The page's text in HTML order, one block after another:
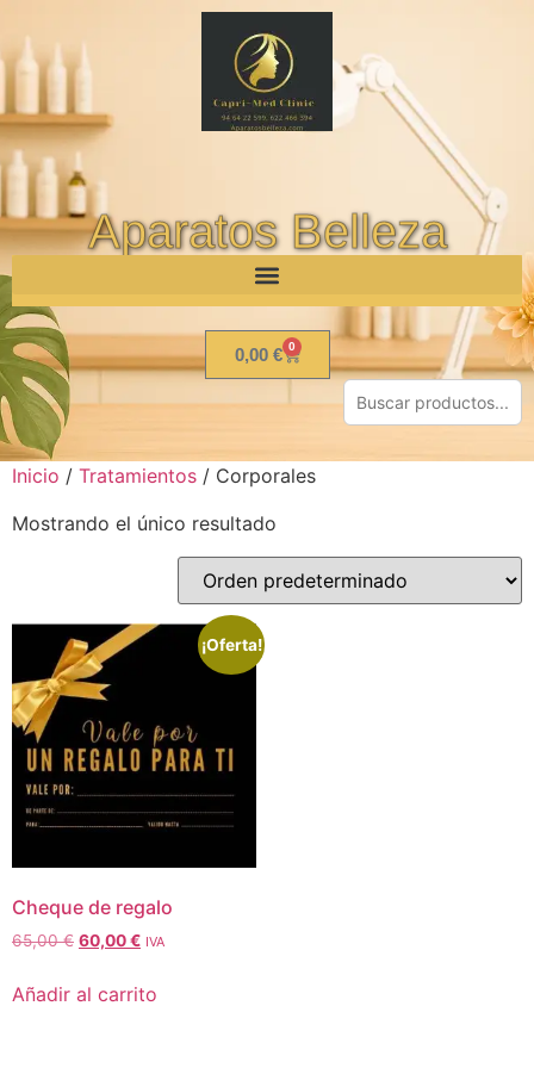
Aparatos Belleza
0,00 € 0
Inicio / Tratamientos / Corporales
Mostrando el único resultado
¡Oferta!
Cheque de regalo
65,00€ 60,00€ IVA
Añadir al carrito